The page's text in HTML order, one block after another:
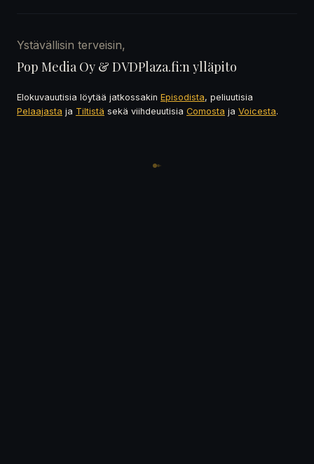
Ystävällisin terveisin,
Pop Media Oy & DVDPlaza.fi:n ylläpito
Elokuvauutisia löytää jatkossakin Episodista, peliuutisia
Pelaajasta ja Tiltistä sekä viihdeuutisia Comosta ja Voicesta.